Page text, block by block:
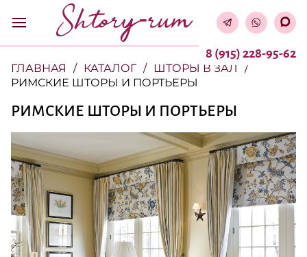
8 (915) 228-95-62
ГЛАВНАЯ КАТАЛОГ
ШТОРЫ В ЗАЛ
РИМСКИЕ ШТОРЫ И ПОРТЬЕРЫ
РИМСКИЕ ШТОРЫ И ПОРТЬЕРЫ